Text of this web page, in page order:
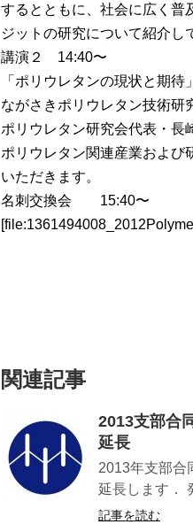
するとともに、社会に広く普
ジットの研究について紹介し
講演２ 14:40〜
「ポリウレタンの現状と期待」
ながさきポリウレタン技術研
ポリウレタン研究会代表
ポリウレタン関連産業および
いただきます。
名刺交換会 15:40〜
関連記事
2013支部合
延長
2013年支部合
延長します．
記事を読む